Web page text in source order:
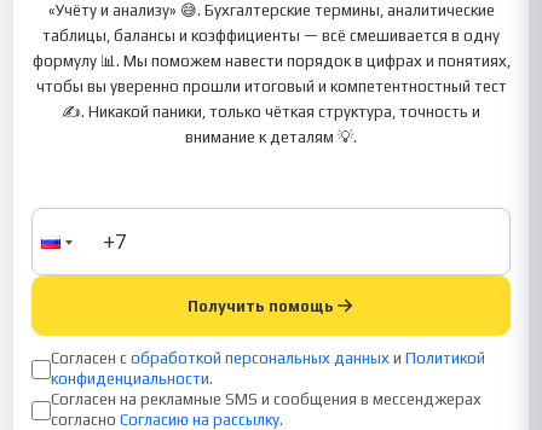
«Учёту и анализу» 😅. Бухгалтерские термины, аналитические
таблицы, балансы и коэффициенты — всё смешивается в одну
формулу 📊. Мы поможем навести порядок в цифрах и понятиях,
чтобы вы уверенно прошли итоговый и компетентностный тест
✍️. Никакой паники, только чёткая структура, точность и
внимание к деталям 💡.
Получить помощь
Согласен с обработкой персональных данных и Политикой
конфиденциальности.
Согласен на рекламные SMS и сообщения в мессенджерах
согласно Согласию на рассылку.